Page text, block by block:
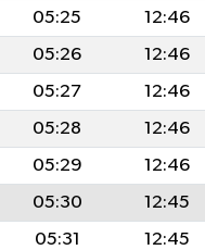
05:25 12:46
05:26 12:46
05:27 12:46
05:28 12:46
05:29 12:46
05:30 12:45
05:31 12:45